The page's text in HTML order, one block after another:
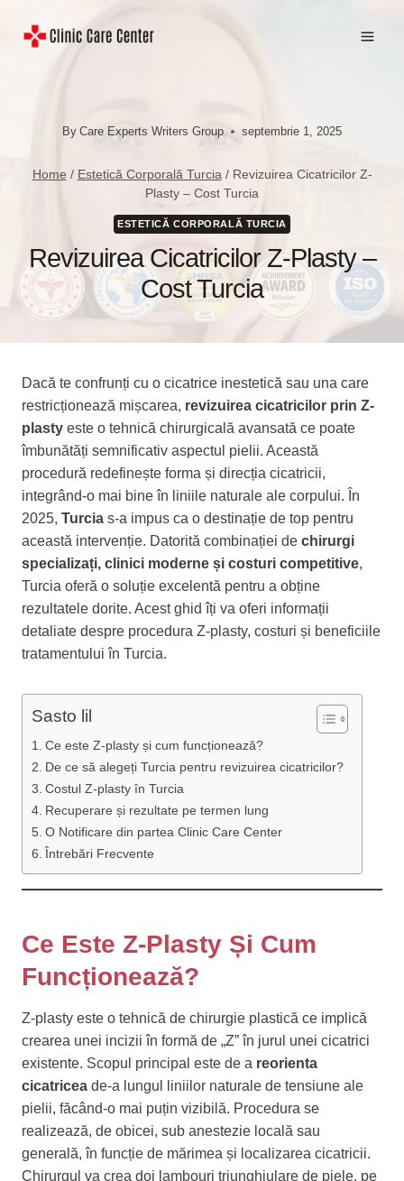
By Care Experts Writers Group septembrie 1, 2025
Home / Estetică Corporală Turcia / Revizuirea Cicatricilor Z-
Plasty – Cost Turcia
ESTETICĂ CORPORALĂ TURCIA
Revizuirea Cicatricilor Z-Plasty –
Cost Turcia
Dacă te confrunți cu o cicatrice inestetică sau una care
restricționează mișcarea, revizuirea cicatricilor prin Z-
plasty este o tehnică chirurgicală avansată ce poate
îmbunătăți semnificativ aspectul pielii. Această
procedură redefinește forma și direcția cicatricii,
integrând-o mai bine în liniile naturale ale corpului. În
2025, Turcia s-a impus ca o destinație de top pentru
această intervenție. Datorită combinației de chirurgi
specializați, clinici moderne și costuri competitive,
Turcia oferă o soluție excelentă pentru a obține
rezultatele dorite. Acest ghid îți va oferi informații
detaliate despre procedura Z-plasty, costuri și beneficiile
tratamentului în Turcia.
Sasto lil
Ce este Z-plasty și cum funcționează?
De ce să alegeți Turcia pentru revizuirea cicatricilor?
Costul Z-plasty în Turcia
Recuperare și rezultate pe termen lung
O Notificare din partea Clinic Care Center
Întrebări Frecvente
Ce Este Z-Plasty Și Cum
Funcționează?
Z-plasty este o tehnică de chirurgie plastică ce implică
crearea unei incizii în formă de „Z” în jurul unei cicatrici
existente. Scopul principal este de a reorienta
cicatricea de-a lungul liniilor naturale de tensiune ale
pielii, făcând-o mai puțin vizibilă. Procedura se
realizează, de obicei, sub anestezie locală sau
generală, în funcție de mărimea și localizarea cicatricii.
Chirurgul va crea doi lambouri triunghiulare de piele, pe